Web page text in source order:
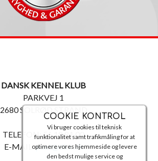
COOKIE KONTROL
Vi bruger cookies til teknisk
funktionalitet samt trafikmåling for at
optimere vores hjemmeside og levere
den bedst mulige service og
DANSK KENNEL KLUB
PARKVEJ 1
2680 SOLRØD STRAND
TELEFON: 56 18 81 00
E-MAIL:post@dkk.dk